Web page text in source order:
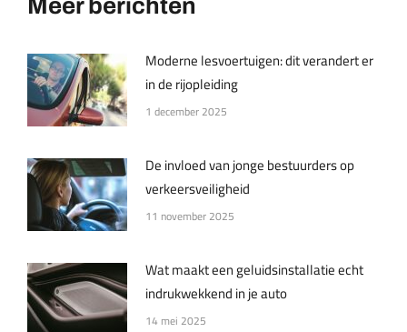
Meer berichten
Moderne lesvoertuigen: dit verandert er
in de rijopleiding
1 december 2025
De invloed van jonge bestuurders op
verkeersveiligheid
11 november 2025
Wat maakt een geluidsinstallatie echt
indrukwekkend in je auto
14 mei 2025